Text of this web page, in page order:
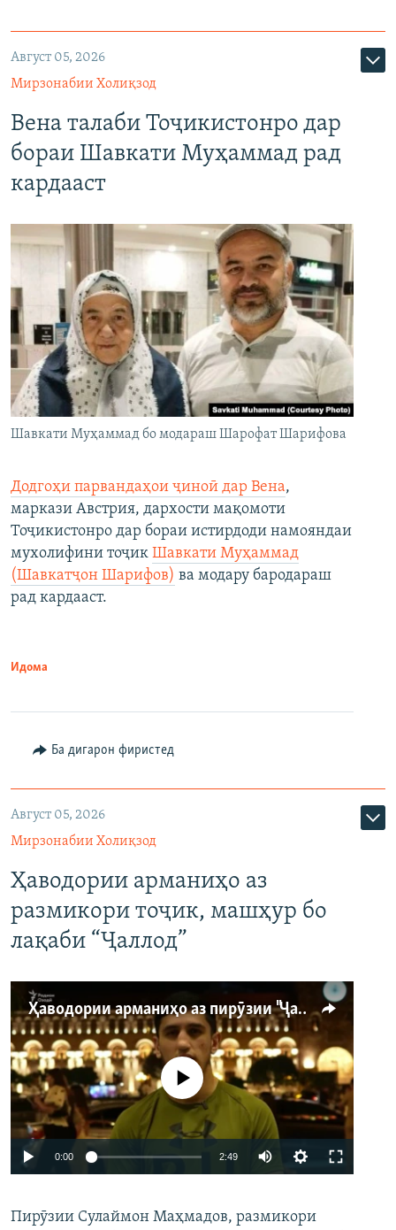
Август 05, 2026
Мирзонабии Холиқзод
Вена талаби Тоҷикистонро дар
бораи Шавкати Муҳаммад рад
кардааст
Шавкати Муҳаммад бо модараш Шарофат Шарифова
Додгоҳи парвандаҳои ҷиноӣ дар Вена,
маркази Австрия, дархости мақомоти
Тоҷикистонро дар бораи истирдоди намояндаи
мухолифини тоҷик Шавкати Муҳаммад
(Шавкатҷон Шарифов) ва модару бародараш
рад кардааст.
Идома
Ба дигарон фиристед
Август 05, 2026
Мирзонабии Холиқзод
Ҳаводории арманиҳо аз
размикори тоҷик, машҳур бо
лақаби “Ҷаллод”
Ҳаводории арманиҳо аз пирӯзии "Ҷаллод"-и тоҷик
Феълан кор намекунад
0:00 2:49
360p
Пирӯзии Сулаймон Маҳмадов, размикори